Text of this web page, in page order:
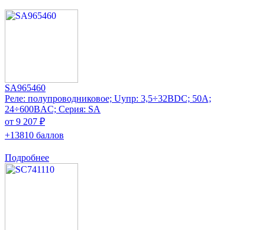
SA965460
Реле: полупроводниковое; Uупр: 3,5÷32ВDC; 50А;
24÷600ВAC; Серия: SA
от 9 207 ₽
+13810 баллов
Подробнее